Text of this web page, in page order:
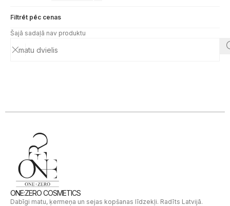
Filtrēt pēc cenas
Šajā sadaļā nav produktu
ONE:ZERO COSMETICS
Dabīgi matu, ķermeņa un sejas kopšanas līdzekļi. Radīts Latvijā.